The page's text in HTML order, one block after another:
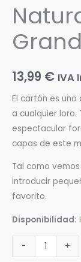
13,99 € IVA
El cartón es
a cualquier
espectacular
capas de este
Tal como
introducir
favorito.
Disponibilidad:
- +